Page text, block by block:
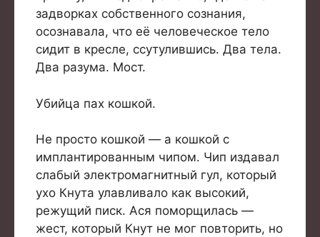
задворках собственного сознания,
осознавала, что её человеческое тело
сидит в кресле, ссутулившись. Два тела.
Два разума. Мост.
Убийца пах кошкой.
Не просто кошкой — а кошкой с
имплантированным чипом. Чип издавал
слабый электромагнитный гул, который
ухо Кнута улавливало как высокий,
режущий писк. Ася поморщилась —
жест, который Кнут не мог повторить, но